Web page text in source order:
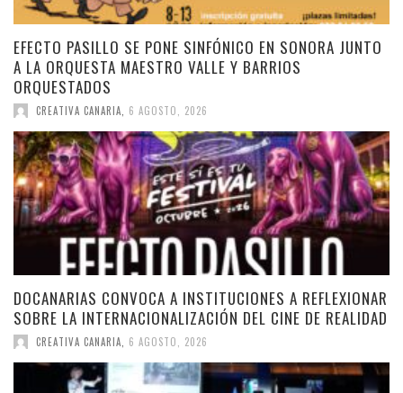
EFECTO PASILLO SE PONE SINFÓNICO EN SONORA JUNTO
A LA ORQUESTA MAESTRO VALLE Y BARRIOS
ORQUESTADOS
CREATIVA CANARIA, 6 AGOSTO, 2026
DOCANARIAS CONVOCA A INSTITUCIONES A REFLEXIONAR
SOBRE LA INTERNACIONALIZACIÓN DEL CINE DE REALIDAD
CREATIVA CANARIA 6 AGOSTO, 2026